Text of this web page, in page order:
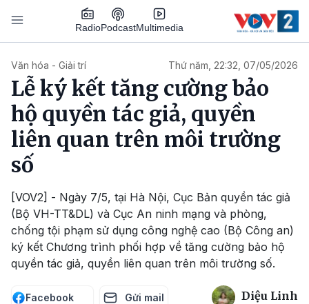
Nhảy đến nội dung
RadioPodcastMultimedia
Văn hóa - Giải trí Thứ năm, 22:32, 07/05/2026
Lễ ký kết tăng cường bảo
hộ quyền tác giả, quyền
liên quan trên môi trường
số
[VOV2] - Ngày 7/5, tại Hà Nội, Cục Bản quyền tác giả
(Bộ VH-TT&DL) và Cục An ninh mạng và phòng,
chống tội phạm sử dụng công nghệ cao (Bộ Công an)
ký kết Chương trình phối hợp về tăng cường bảo hộ
quyền tác giả, quyền liên quan trên môi trường số.
Facebook Gửi mail Diệu Linh